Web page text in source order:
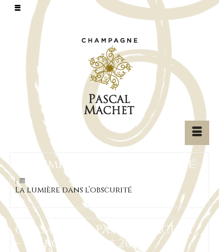
La lumière dans l’obscurité
|
La lumière dans l’obscurité
Champagne Pascal MACHET
– en route vers 2020